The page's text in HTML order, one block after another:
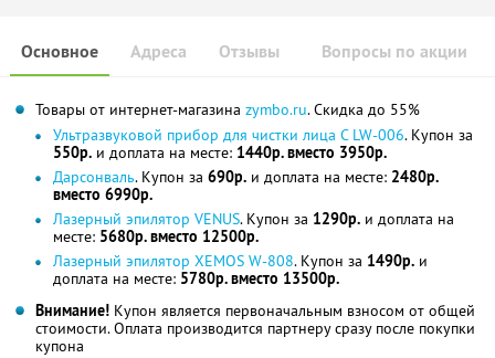
Основное Отзывы Вопросы по акции
Адреса
Товары от интернет-магазина zymbo.ru. Скидка до 55%
Ультразвуковой прибор для чистки лица С LW-006. Купон за
550р. и доплата на месте: 1440р. вместо 3950р.
Дарсонваль. Купон за 690р. и доплата на месте: 2480р.
вместо 6990р.
Лазерный эпилятор VENUS. Купон за 1290р. и доплата на
месте: 5680р. вместо 12500р.
Лазерный эпилятор XEMOS W-808. Купон за 1490р. и
доплата на месте: 5780р. вместо 13500р.
Внимание! Купон является первоначальным взносом от общей
стоимости. Оплата производится партнеру сразу после покупки
купона